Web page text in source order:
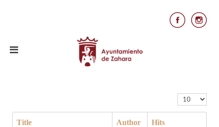
Display #
Title Author Hits